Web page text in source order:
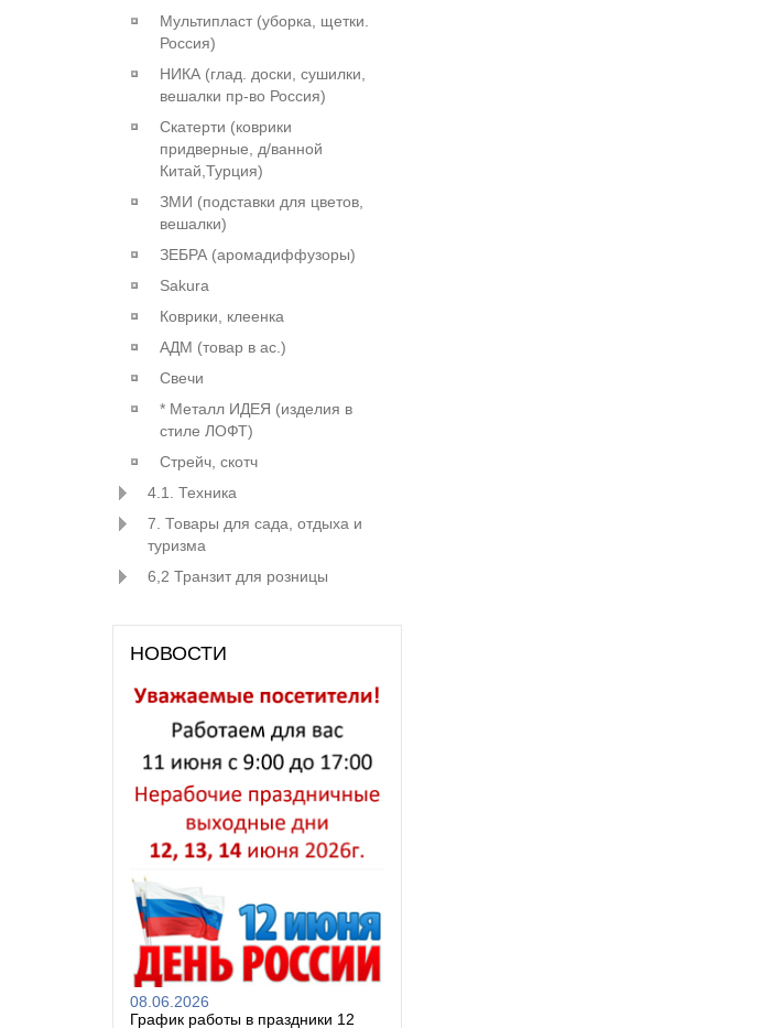
Мультипласт (уборка, щетки.
Россия)
НИКА (глад. доски, сушилки,
вешалки пр-во Россия)
Скатерти (коврики
придверные, д/ванной
Китай,Турция)
ЗМИ (подставки для цветов,
вешалки)
ЗЕБРА (аромадиффузоры)
Sakura
Коврики, клеенка
АДМ (товар в ас.)
Свечи
* Металл ИДЕЯ (изделия в
стиле ЛОФТ)
Стрейч, скотч
4.1. Техника
7. Товары для сада, отдыха и
туризма
6,2 Транзит для розницы
НОВОСТИ
08.06.2026
График работы в праздники 12